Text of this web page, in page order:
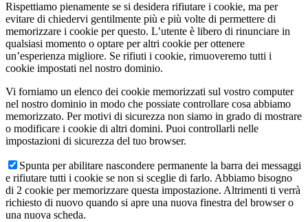
Rispettiamo pienamente se si desidera rifiutare i cookie, ma per
evitare di chiedervi gentilmente più e più volte di permettere di
memorizzare i cookie per questo. L’utente è libero di rinunciare in
qualsiasi momento o optare per altri cookie per ottenere
un’esperienza migliore. Se rifiuti i cookie, rimuoveremo tutti i
cookie impostati nel nostro dominio.
Vi forniamo un elenco dei cookie memorizzati sul vostro computer
nel nostro dominio in modo che possiate controllare cosa abbiamo
memorizzato. Per motivi di sicurezza non siamo in grado di mostrare
o modificare i cookie di altri domini. Puoi controllarli nelle
impostazioni di sicurezza del tuo browser.
Spunta per abilitare nascondere permanente la barra dei messaggi
e rifiutare tutti i cookie se non si sceglie di farlo. Abbiamo bisogno
di 2 cookie per memorizzare questa impostazione. Altrimenti ti verrà
richiesto di nuovo quando si apre una nuova finestra del browser o
una nuova scheda.